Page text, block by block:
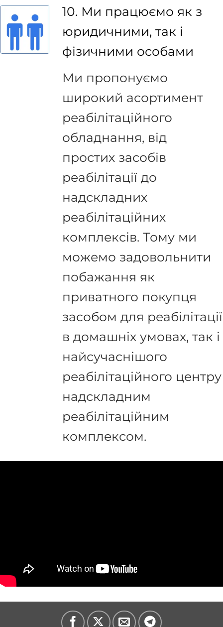
10. Ми працюємо як з
юридичними, так і
фізичними особами
Ми пропонуємо
широкий асортимент
реабілітаційного
обладнання, від
простих засобів
реабілітації до
надскладних
реабілітаційних
комплексів. Тому ми
можемо задовольнити
побажання як
приватного покупця
засобом для реабілітації
в домашніх умовах, так і
найсучаснішого
реабілітаційного центру
надскладним
реабілітаційним
комплексом.